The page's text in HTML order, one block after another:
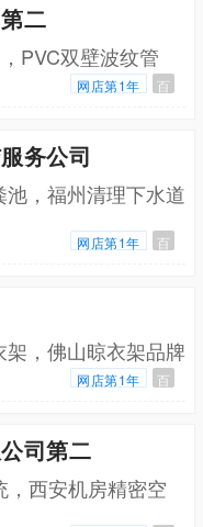
二
PVC双壁波纹管
网店第1年 百
务公司
，福州清理下水道
网店第1年 百
，佛山晾衣架品牌
网店第1年 百
司第二
西安机房精密空